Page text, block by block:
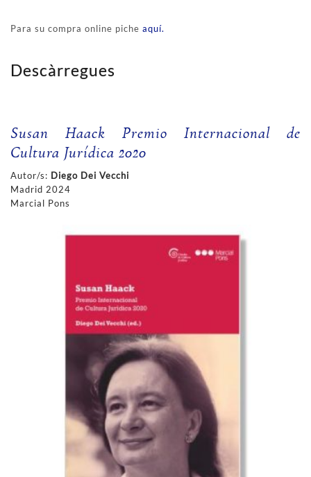
Para su compra online piche aquí.
Descàrregues
Susan Haack Premio Internacional de
Cultura Jurídica 2020
Autor/s: Diego Dei Vecchi
Madrid 2024
Marcial Pons